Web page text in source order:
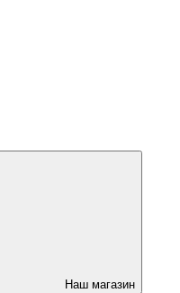
Наш магазин